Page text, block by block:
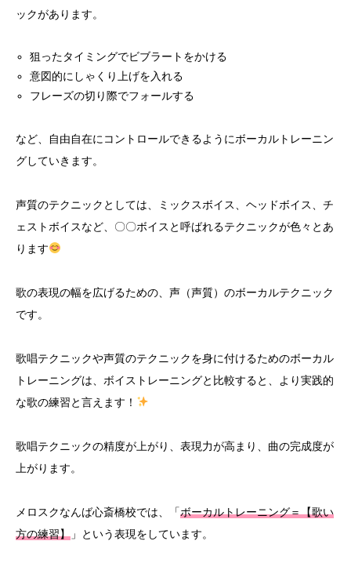
ックがあります。
狙ったタイミングでビブラートをかける
意図的にしゃくり上げを入れる
フレーズの切り際でフォールする
など、自由自在にコントロールできるようにボーカルトレーニン
グしていきます。
声質のテクニックとしては、ミックスボイス、ヘッドボイス、チ
ェストボイスなど、〇〇ボイスと呼ばれるテクニックが色々とあ
ります
歌の表現の幅を広げるための、声（声質）のボーカルテクニック
です。
歌唱テクニックや声質のテクニックを身に付けるためのボーカル
トレーニングは、ボイストレーニングと比較すると、より実践的
な歌の練習と言えます！
歌唱テクニックの精度が上がり、表現力が高まり、曲の完成度が
上がります。
メロスクなんば心斎橋校では、「ボーカルトレーニング＝【歌い
方の練習】 」という表現をしています。